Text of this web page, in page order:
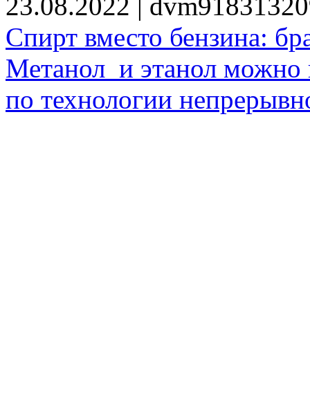
Спирт вместо бензина:
Метанол и этанол можно
по технологии